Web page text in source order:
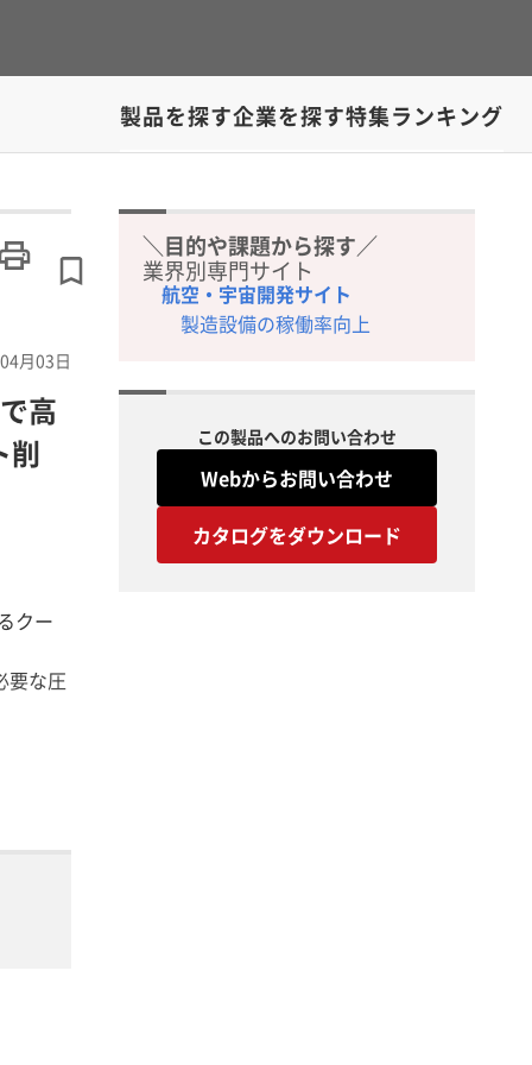
製品を探す企業を探す特集ランキング
月03日
高
削
クー
要な圧
＼目的や課題から探す／
業界別専門サイト
航空・宇宙開発サイト
製造設備の稼働率向上
この製品へのお問い合わせ
Webからお問い合わせ
カタログをダウンロード